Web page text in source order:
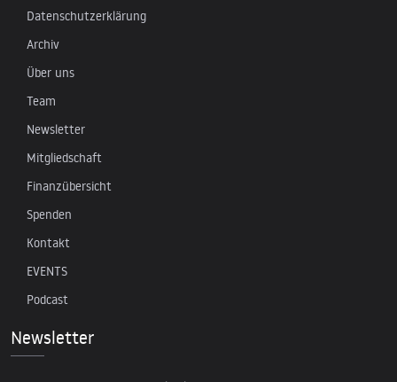
Datenschutzerklärung
Archiv
Über uns
Team
Newsletter
Mitgliedschaft
Finanzübersicht
Spenden
Kontakt
EVENTS
Podcast
Newsletter